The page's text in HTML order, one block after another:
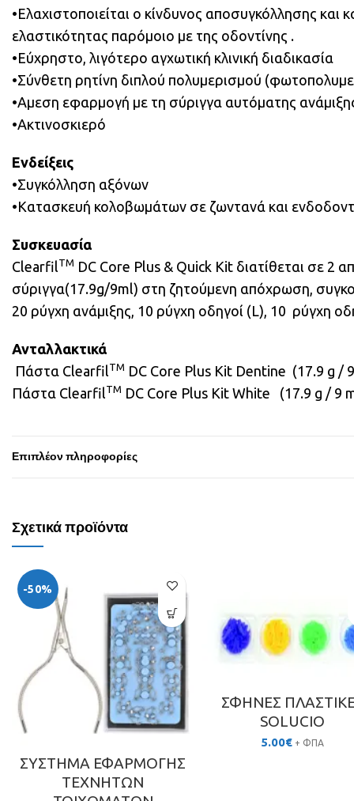
•Ελαχιστοποιείται ο κίνδυνος αποσυγκόλλησης
ελαστικότητας παρόμοιο με της οδοντίνης .
•Εύχρηστο, λιγότερο αγχωτική κλινική διαδικασία
•Σύνθετη ρητίνη διπλού πολυμερισμού
•Aμεση εφαρμογή με τη σύριγγα αυτόματης
•Ακτινοσκιερό
Ενδείξεις
•Συγκόλληση αξόνων
•Κατασκευή κολοβωμάτων σε ζωντανά και
Συσκευασία
ClearfilTM DC Core Plus & Quick Kit διατίθεται σε 2
σύριγγα(17.9g/9ml) στη ζητούμενη απόχρωση,
20 ρύγχη ανάμιξης, 10 ρύγχη οδηγοί (L), 10 ρύγχη
Ανταλλακτικά
Πάστα ClearfilTM DC Core Plus Kit Dentine (17.9 g /
Πάστα ClearfilTM DC Core Plus Kit White (17.9 g / 9
Επιπλέον πληροφορίες
Σχετικά προϊόντα
-50%
ΣΥΣΤΗΜΑ ΕΦΑΡΜΟΓΗΣ
ΤΕΧΝΗΤΩΝ
ΣΦΗΝΕΣ
SOLUCIO
5.00€ + ΦΠΑ